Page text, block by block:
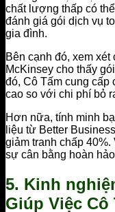
chất lượng thấp có
đánh giá gói dịch vụ
gia đình.
Bên cạnh đó, xem
McKinsey cho thấy
đó, Cô Tấm cung cấp
cao so với chi phí bỏ
Hơn nữa, tính minh
liệu từ Better
giảm tranh chấp
sự cân bằng hoàn
5. Kinh
Giúp Việc Cô